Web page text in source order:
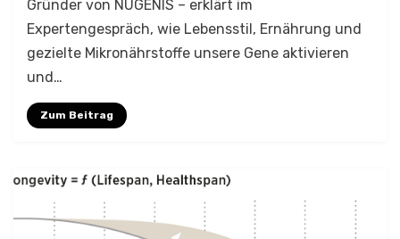
Gründer von NUGENIS – erklärt im
Expertengespräch, wie Lebensstil, Ernährung und
gezielte Mikronährstoffe unsere Gene aktivieren
und…
Zum Beitrag